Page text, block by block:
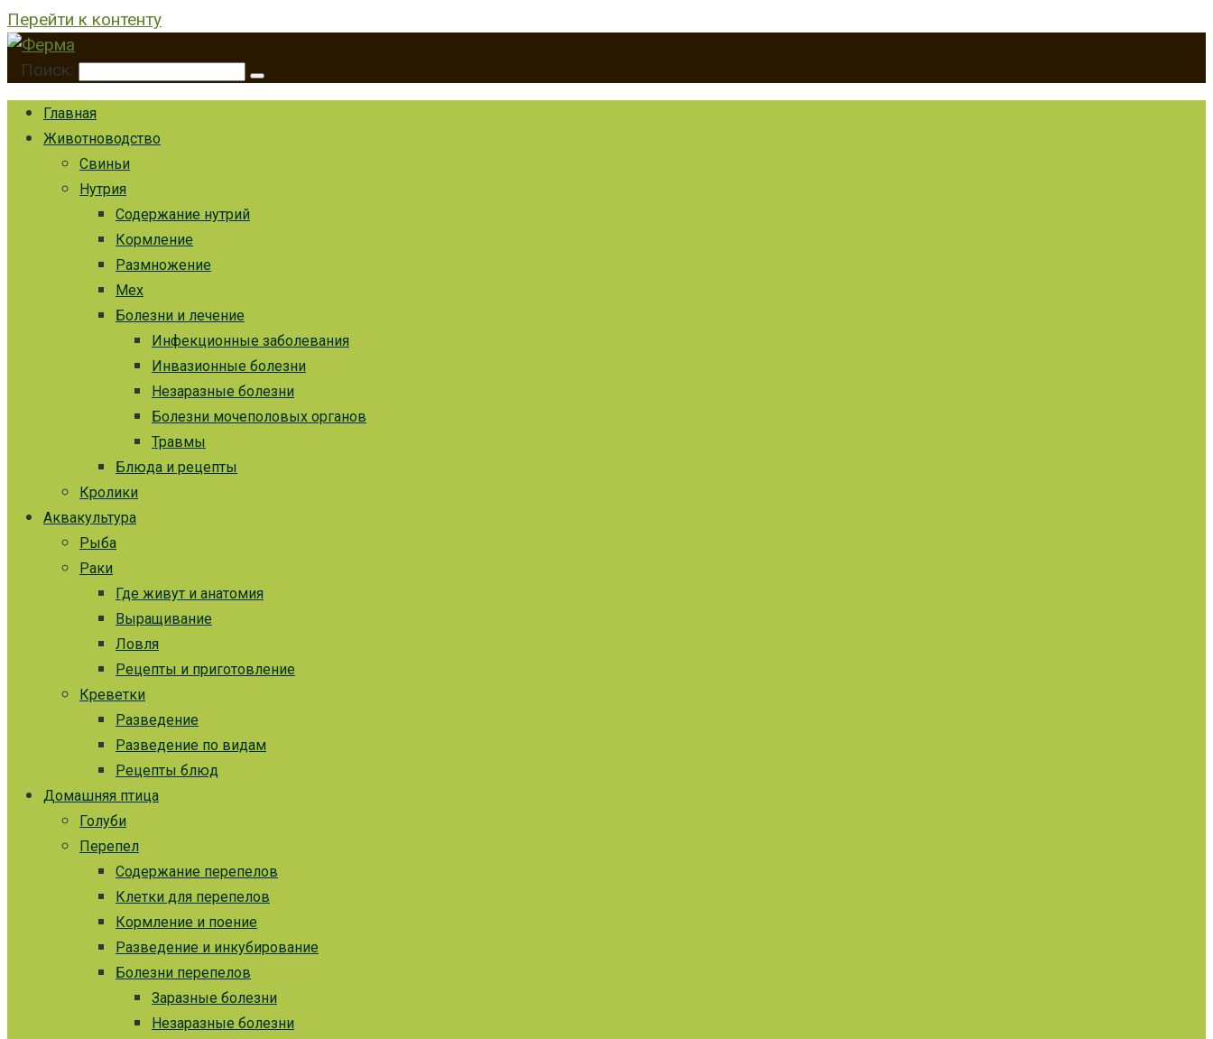
Перейти к контенту
Поиск:
Главная
Животноводство
Свиньи
Нутрия
Содержание нутрий
Кормление
Размножение
Мех
Болезни и лечение
Инфекционные заболевания
Инвазионные болезни
Незаразные болезни
Болезни мочеполовых органов
Травмы
Блюда и рецепты
Кролики
Аквакультура
Рыба
Раки
Где живут и анатомия
Выращивание
Ловля
Рецепты и приготовление
Креветки
Разведение
Разведение по видам
Рецепты блюд
Домашняя птица
Голуби
Перепел
Содержание перепелов
Клетки для перепелов
Кормление и поение
Разведение и инкубирование
Болезни перепелов
Заразные болезни
Незаразные болезни